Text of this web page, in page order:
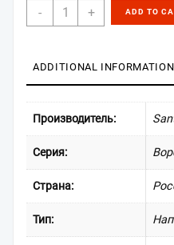
-
Santeri
Унитаз-
quantity
+ ADD TO
ADDITIONAL INFORMATION
Производитель:
Серия:
Страна:
Тип: